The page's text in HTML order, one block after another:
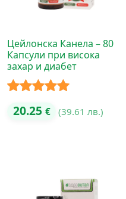
Цейлонска Канела – 80
Капсули при висока
захар и диабет
Оценено с
20.25 € (39.61 лв.)